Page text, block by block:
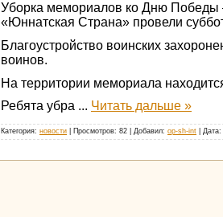
Уборка мемориалов ко Дню Победы
«Юннатская Страна» провели
Благоустройство воинских
воинов.
На территории мемориала
Ребята убра ... Читать дальше »
Категория: новости Просмотров: 82 Добавил: op-sh-int Дата: